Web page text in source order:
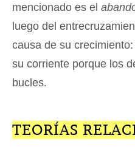
mencionado es el
luego del
causa de su
su corriente porque los
bucles.
TEORÍAS